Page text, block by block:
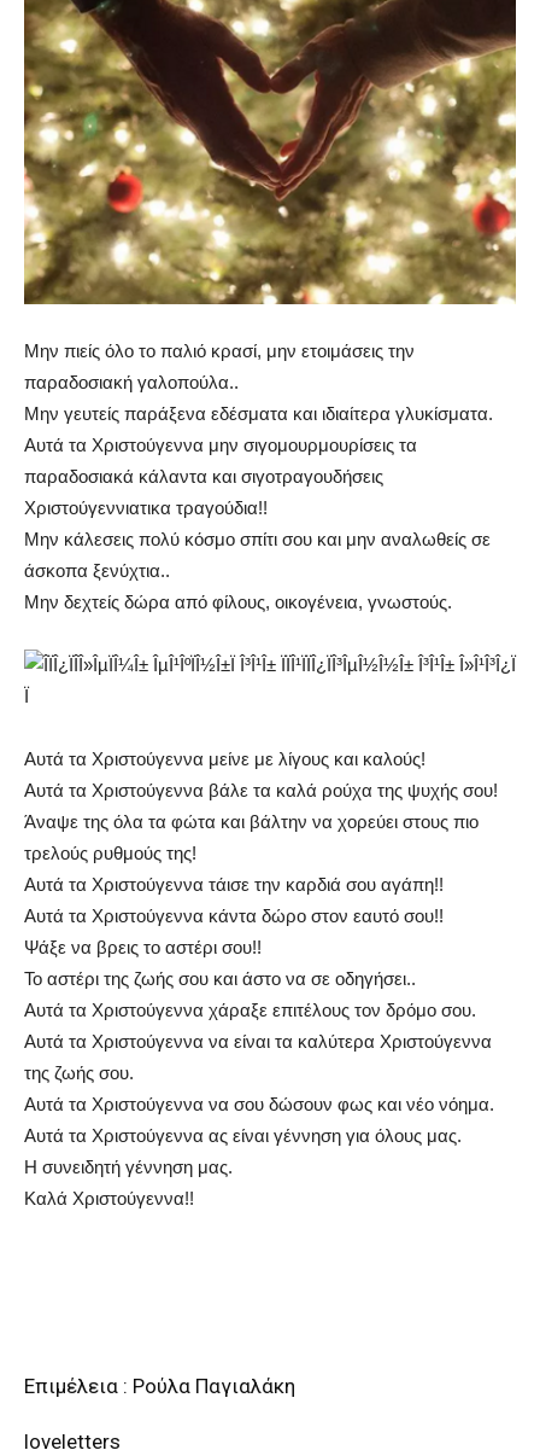
Μην πιείς όλο το παλιό κρασί, μην ετοιμάσεις την
παραδοσιακή γαλοπούλα..
Μην γευτείς παράξενα εδέσματα και ιδιαίτερα γλυκίσματα.
Αυτά τα Χριστούγεννα μην σιγομουρμουρίσεις τα
παραδοσιακά κάλαντα και σιγοτραγουδήσεις
Χριστούγεννιατικα τραγούδια!!
Μην κάλεσεις πολύ κόσμο σπίτι σου και μην αναλωθείς σε
άσκοπα ξενύχτια..
Μην δεχτείς δώρα από φίλους, οικογένεια, γνωστούς.
Αυτά τα Χριστούγεννα μείνε με λίγους και καλούς!
Αυτά τα Χριστούγεννα βάλε τα καλά ρούχα της ψυχής σου!
Άναψε της όλα τα φώτα και βάλτην να χορεύει στους πιο
τρελούς ρυθμούς της!
Αυτά τα Χριστούγεννα τάισε την καρδιά σου αγάπη!!
Αυτά τα Χριστούγεννα κάντα δώρο στον εαυτό σου!!
Ψάξε να βρεις το αστέρι σου!!
Το αστέρι της ζωής σου και άστο να σε οδηγήσει..
Αυτά τα Χριστούγεννα χάραξε επιτέλους τον δρόμο σου.
Αυτά τα Χριστούγεννα να είναι τα καλύτερα Χριστούγεννα
της ζωής σου.
Αυτά τα Χριστούγεννα να σου δώσουν φως και νέο νόημα.
Αυτά τα Χριστούγεννα ας είναι γέννηση για όλους μας.
Η συνειδητή γέννηση μας.
Καλά Χριστούγεννα!!
Επιμέλεια : Ρούλα Παγιαλάκη
loveletters